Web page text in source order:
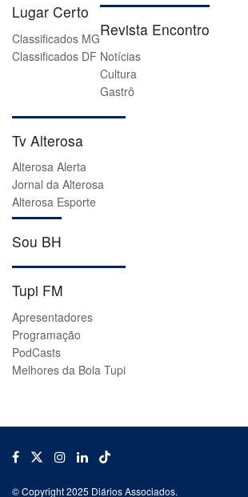
Lugar Certo
Classificados MG
Classificados DF
Revista Encontro
Notícias
Cultura
Gastrô
Tv Alterosa
Alterosa Alerta
Jornal da Alterosa
Alterosa Esporte
Sou BH
Tupi FM
Apresentadores
Programação
PodCasts
Melhores da Bola Tupi
© Copyright 2025 Diários Associados.